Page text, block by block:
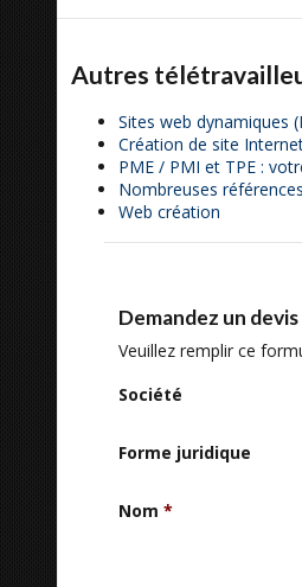
Autres
Sites web dynamiques
Création de site
PME / PMI et TPE :
Nombreuses
Web création
Demandez un devis
Veuillez remplir ce
Société
Forme juridique
Nom *